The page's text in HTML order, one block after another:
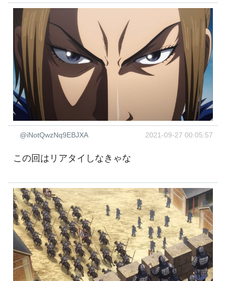
@iNotQwzNq9EBJXA 2021-09-27 00:05:57
この回はリアタイしなきゃな